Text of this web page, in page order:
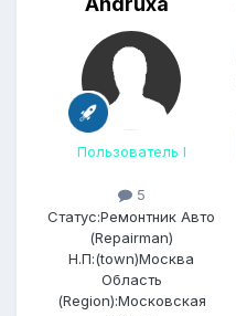
Пользователь I
5
Статус:Ремонтник Авто
(Repairman)
Н.П:(town)Москва
Область
(Region):Московская